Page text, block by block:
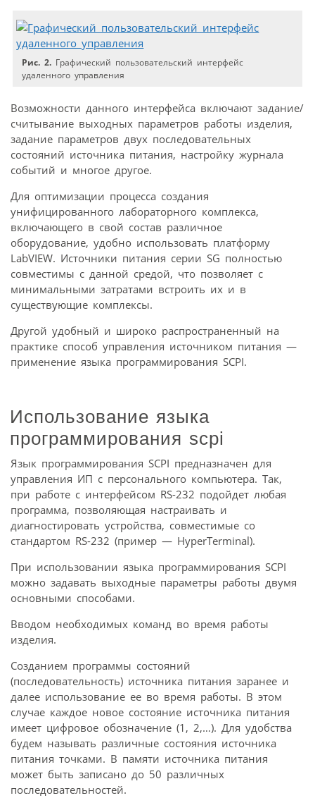
Рис. 2. Графический пользовательский интерфейс
удаленного управления
Возможности данного интерфейса включают задание/
считывание выходных параметров работы изделия,
задание параметров двух последовательных
состояний источника питания, настройку журнала
событий и многое другое.
Для оптимизации процесса создания
унифицированного лабораторного комплекса,
включающего в свой состав различное
оборудование, удобно использовать платформу
LabVIEW. Источники питания серии SG полностью
совместимы с данной средой, что позволяет с
минимальными затратами встроить их и в
существующие комплексы.
Другой удобный и широко распространенный на
практике способ управления источником питания —
применение языка программирования SCPI.
Использование языка
программирования scpi
Язык программирования SCPI предназначен для
управления ИП с персонального компьютера. Так,
при работе с интерфейсом RS-232 подойдет любая
программа, позволяющая настраивать и
диагностировать устройства, совместимые со
стандартом RS-232 (пример — HyperTerminal).
При использовании языка программирования SCPI
можно задавать выходные параметры работы двумя
основными способами.
Вводом необходимых команд во время работы
изделия.
Созданием программы состояний
(последовательность) источника питания заранее и
далее использование ее во время работы. В этом
случае каждое новое состояние источника питания
имеет цифровое обозначение (1, 2,…). Для удобства
будем называть различные состояния источника
питания точками. В памяти источника питания
может быть записано до 50 различных
последовательностей.